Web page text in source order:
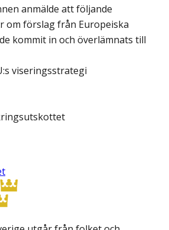
anmälde att följande
om förslag från Europeiska
kommit in och överlämnats till
viseringsstrategi